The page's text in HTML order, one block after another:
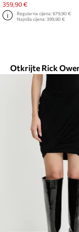
359,90 €
Regularna cijena:679,90 €
Najniža cijena:399,90 €
Otkrijte Rick